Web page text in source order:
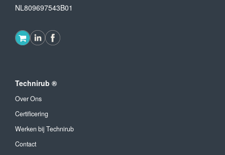
NL809697543B01
Technirub ®
Over Ons
Certificering
Werken bij Technirub
Contact